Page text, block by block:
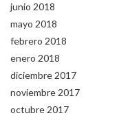
junio 2018
mayo 2018
febrero 2018
enero 2018
diciembre 2017
noviembre 2017
octubre 2017